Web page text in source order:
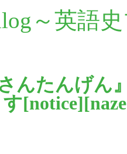
～英語
んたんげん
す[notice][